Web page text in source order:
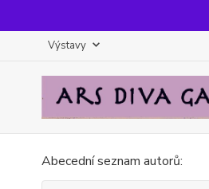
Výstavy
Abecední seznam autorů: